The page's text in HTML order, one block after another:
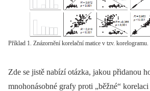
Příklad 1. Znázornění korelační matice v tzv. korelogramu.
Zde se jistě nabízí otázka, jakou přidanou
mnohonásobné grafy proti „běžné“